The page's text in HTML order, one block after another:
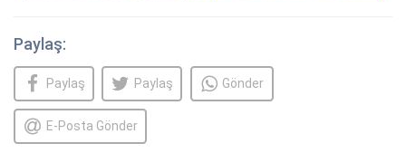
Paylaş:
Paylaş Paylaş Gönder
E-Posta Gönder